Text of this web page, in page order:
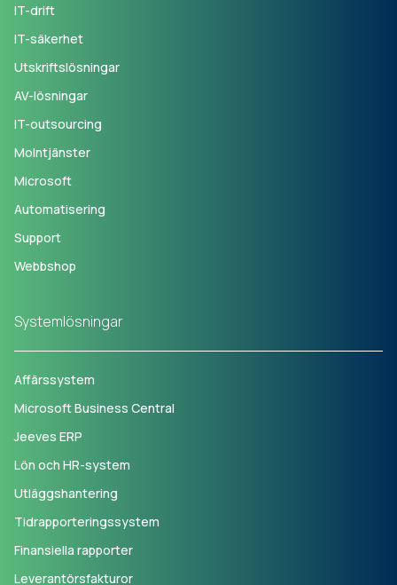
IT-drift
IT-säkerhet
Utskriftslösningar
AV-lösningar
IT-outsourcing
Molntjänster
Microsoft
Automatisering
Support
Webbshop
Systemlösningar
Affärssystem
Microsoft Business Central
Jeeves ERP
Lön och HR-system
Utläggshantering
Tidrapporteringssystem
Finansiella rapporter
Leverantörsfakturor